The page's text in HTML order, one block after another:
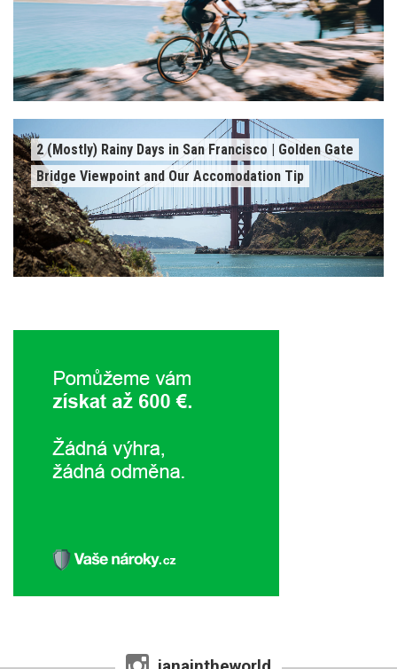
2 (Mostly) Rainy Days in San Francisco | Golden Gate
Bridge Viewpoint and Our Accomodation Tip